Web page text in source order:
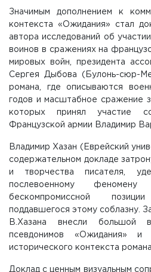
Значимым дополнением к
контекста «Ожидания» стал
автора исследований об
воинов в сражениях на
мировых войн, президента
Сергея Дыбова (Булонь-сюр-
романа, где описываются
годов и масштабное сражение
которых принял участие
Французской армии Владимир
Владимир Хазан (Еврейский
содержательном докладе
и творчества писателя,
послевоенному феномену
бескомпромиссной
поддавшегося этому соблазну.
В.Хазана внесли большой
псевдонимов «Ожидания»
исторического контекста романа.
Доклад с ценным визуальным